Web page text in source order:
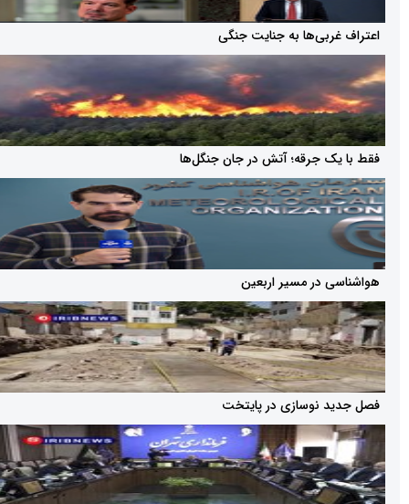
به جنایت جنگی
جرقه؛ آتش در جان جنگل‌ها
در مسیر اربعین
نوسازی در پایتخت